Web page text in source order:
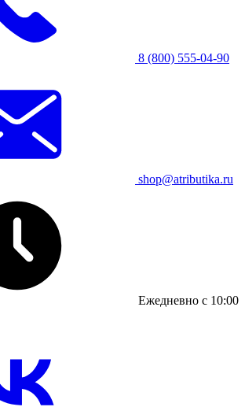
8 (800) 555-04-90
shop@atributika.ru
Ежедневно с 10:00